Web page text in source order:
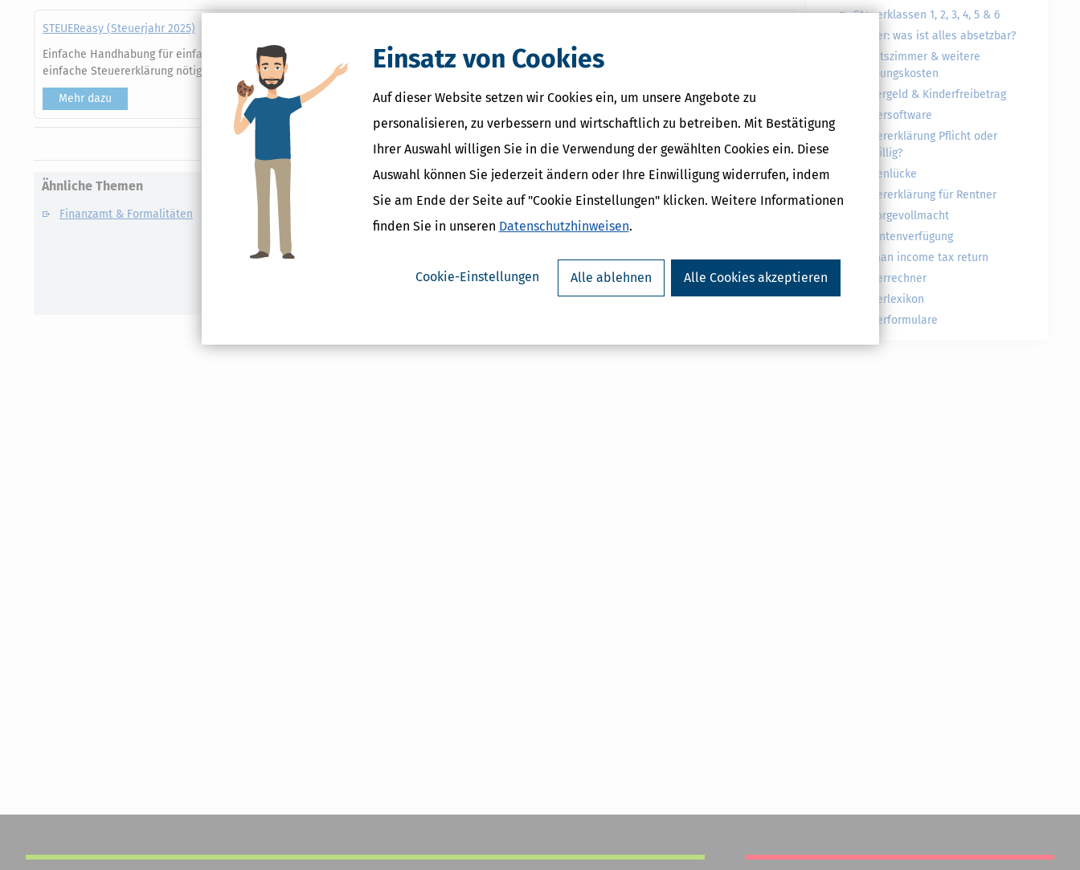
Einsatz von Cookies
Auf dieser Website setzen wir Cookies ein, um unsere Angebote zu
personalisieren, zu verbessern und wirtschaftlich zu betreiben. Mit Bestätigung
Ihrer Auswahl willigen Sie in die Verwendung der gewählten Cookies ein. Diese
Auswahl können Sie jederzeit ändern oder Ihre Einwilligung widerrufen, indem
Sie am Ende der Seite auf "Cookie Einstellungen" klicken. Weitere Informationen
finden Sie in unseren Datenschutzhinweisen.
Cookie-Einstellungen Alle ablehnen Alle Cookies akzeptieren
STEUEReasy (Steuerjahr 2025)
Einfache Handhabung für einfache Steuerfälle - easy eben! Die Software bietet zuverlässig zum kleinen Preis, was für eine
einfache Steuererklärung nötig ist. Der “rote Faden” navigiert Sie intuitiv und mit wenig Aufwand durch die Erklärung.
Mehr dazu
Druckversion
Ähnliche Themen
Finanzamt & Formalitäten
Abgabenordnung
Rechtsbehelf
Finanzgericht
Einspruch
Steuerklassen 1, 2, 3, 4, 5 & 6
Steuer: was ist alles absetzbar?
Arbeitszimmer & weitere
Werbungskosten
Kindergeld & Kinderfreibetrag
Steuersoftware
Steuererklärung Pflicht oder
freiwillig?
Rentenlücke
Steuererklärung für Rentner
Vorsorgevollmacht
Patientenverfügung
German income tax return
Steuerrechner
Steuerlexikon
Steuerformulare